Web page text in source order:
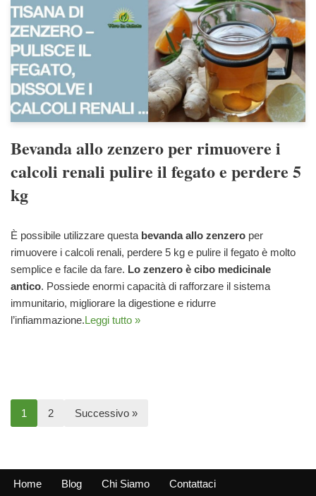
Bevanda allo zenzero per rimuovere i
calcoli renali pulire il fegato e perdere 5
kg
È possibile utilizzare questa bevanda allo zenzero per
rimuovere i calcoli renali, perdere 5 kg e pulire il fegato è molto
semplice e facile da fare. Lo zenzero è cibo medicinale
antico. Possiede enormi capacità di rafforzare il sistema
immunitario, migliorare la digestione e ridurre
l’infiammazione.Leggi tutto »
1 2 Successivo »
Home Blog Chi Siamo
Contattaci